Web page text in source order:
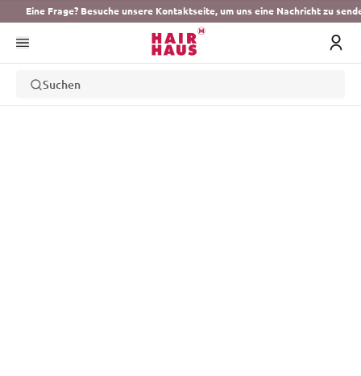
Eine Frage? Besuche unsere Kontaktseite, um uns eine Nachricht zu
Suchen